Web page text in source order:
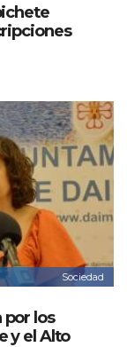
Sociedad
por los
y el Alto